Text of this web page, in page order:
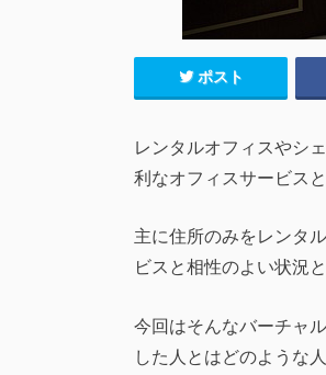
ポスト
レンタルオフィスやシ
利なオフィスサービス
主に住所のみをレンタ
ビスと相性のよい状況
今回はそんなバーチャ
した人とはどのような